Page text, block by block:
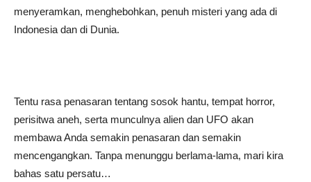
menyeramkan, menghebohkan, penuh misteri yang ada di
Indonesia dan di Dunia.
Tentu rasa penasaran tentang sosok hantu, tempat horror,
perisitwa aneh, serta munculnya alien dan UFO akan
membawa Anda semakin penasaran dan semakin
mencengangkan. Tanpa menunggu berlama-lama, mari kira
bahas satu persatu…